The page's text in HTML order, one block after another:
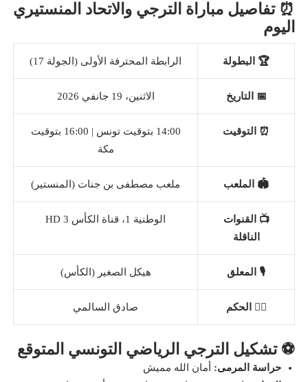
⏰ تفاصيل مباراة الترجي والاتحاد المنستيري
اليوم
🏆 البطولة الرابطة المحترفة الأولى (الجولة 17)
📅 التاريخ الاثنين، 19 جانفي 2026
⏰ التوقيت
14:00 بتوقيت تونس | 16:00 بتوقيت
مكة
🏟️ الملعب ملعب مصطفى بن جنات (المنستير)
📺 القنوات
الناقلة
الوطنية 1، قناة الكأس 3 HD
🎙️ المعلق هيكل الصغير (الكأس)
👨‍⚖️ الحكم صادق السالمي
⚽ تشكيل الترجي الرياضي التونسي المتوقع
حراسة المرمى: أمان الله مميش